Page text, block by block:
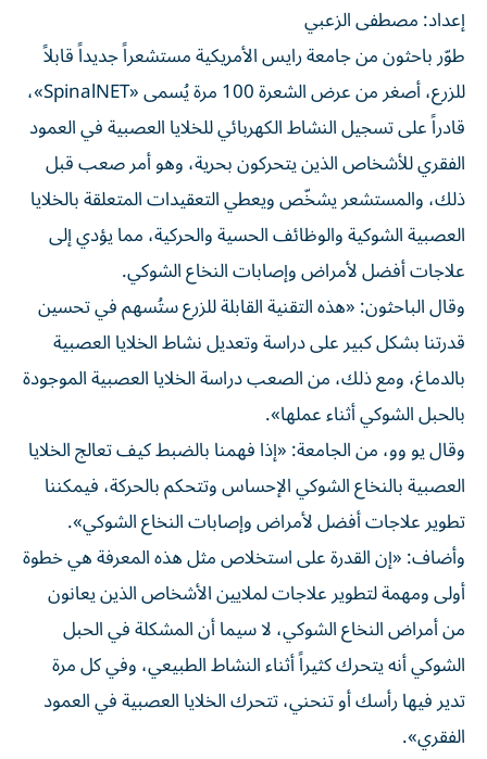
إعداد: مصطفى الزعبي
طوّر باحثون من جامعة رايس الأمريكية مستشعراً جديداً قابلاً
للزرع، أصغر من عرض الشعرة 100 مرة يُسمى «SpinalNET»،
قادراً على تسجيل النشاط الكهربائي للخلايا العصبية في العمود
الفقري للأشخاص الذين يتحركون بحرية، وهو أمر صعب قبل
ذلك، والمستشعر يشخّص ويعطي التعقيدات المتعلقة بالخلايا
العصبية الشوكية والوظائف الحسية والحركية، مما يؤدي إلى
علاجات أفضل لأمراض وإصابات النخاع الشوكي.
وقال الباحثون: «هذه التقنية القابلة للزرع ستُسهم في تحسين
قدرتنا بشكل كبير على دراسة وتعديل نشاط الخلايا العصبية
بالدماغ، ومع ذلك، من الصعب دراسة الخلايا العصبية الموجودة
بالحبل الشوكي أثناء عملها».
وقال يو وو، من الجامعة: «إذا فهمنا بالضبط كيف تعالج الخلايا
العصبية بالنخاع الشوكي الإحساس وتتحكم بالحركة، فيمكننا
تطوير علاجات أفضل لأمراض وإصابات النخاع الشوكي».
وأضاف: «إن القدرة على استخلاص مثل هذه المعرفة هي خطوة
أولى ومهمة لتطوير علاجات لملايين الأشخاص الذين يعانون
من أمراض النخاع الشوكي، لا سيما أن المشكلة في الحبل
الشوكي أنه يتحرك كثيراً أثناء النشاط الطبيعي، وفي كل مرة
تدير فيها رأسك أو تنحني، تتحرك الخلايا العصبية في العمود
الفقري».